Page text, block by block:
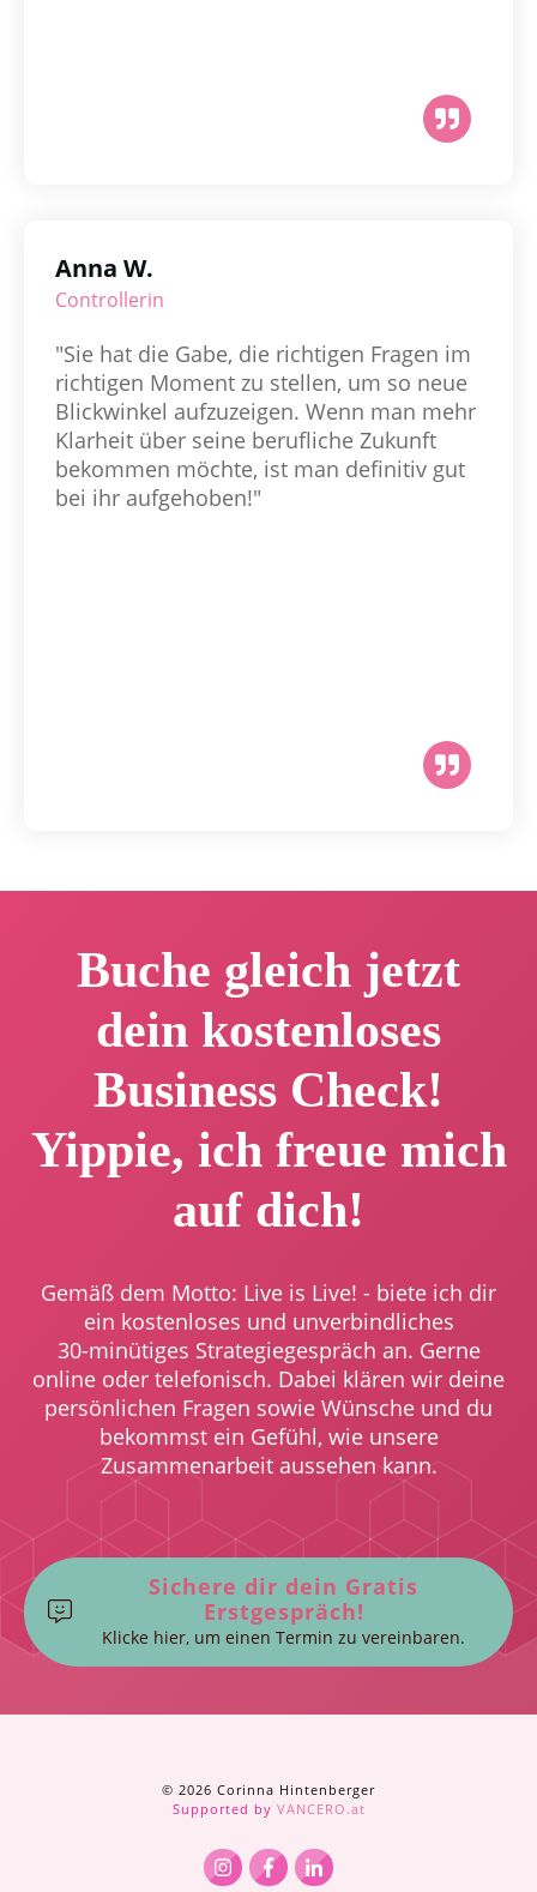
Anna W.
Controllerin
"Sie hat die Gabe, die richtigen Fragen im
richtigen Moment zu stellen, um so neue
Blickwinkel aufzuzeigen. Wenn man mehr
Klarheit über seine berufliche Zukunft
bekommen möchte, ist man definitiv gut
bei ihr aufgehoben!"
Buche gleich jetzt
dein kostenloses
Business Check!
Yippie, ich freue mich
auf dich!
Gemäß dem Motto: Live is Live! - biete ich dir
ein kostenloses und unverbindliches
30-minütiges Strategiegespräch an. Gerne
online oder telefonisch. Dabei klären wir deine
persönlichen Fragen sowie Wünsche und du
bekommst ein Gefühl, wie unsere
Zusammenarbeit aussehen kann.
Sichere dir dein Gratis
Erstgespräch!
Klicke hier, um einen Termin zu vereinbaren.
©️ 2026 Corinna Hintenberger
Supported by VANCERO.at